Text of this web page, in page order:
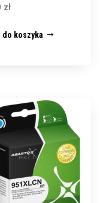
zł
do koszyka